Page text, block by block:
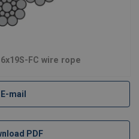
FC wire rope
E-mail
PDF